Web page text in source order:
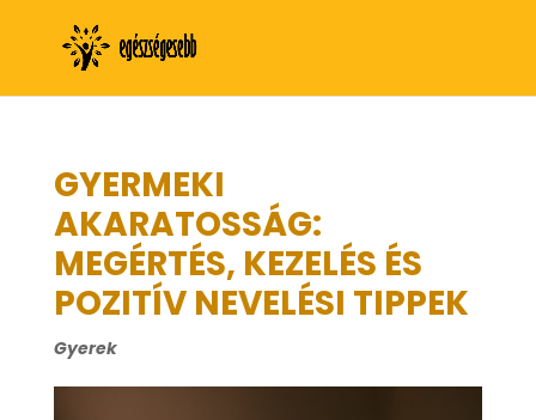
GYERMEKI
AKARATOSSÁG:
MEGÉRTÉS, KEZELÉS ÉS
POZITÍV NEVELÉSI TIPPEK
Gyerek